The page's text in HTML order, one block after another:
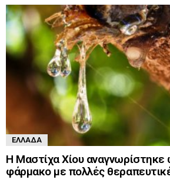
ΕΛΛΆΔΑ
Η Μαστίχα Χίου
φάρμακο με πολλές